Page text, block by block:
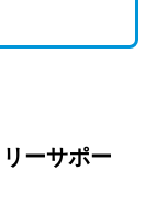
ーサポー